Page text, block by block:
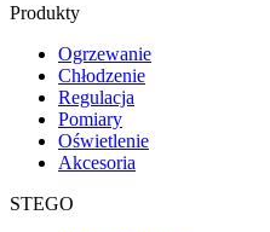
Produkty
Ogrzewanie
Chłodzenie
Regulacja
Pomiary
Oświetlenie
Akcesoria
STEGO